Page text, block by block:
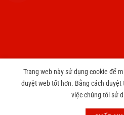
Copyright 2026 ©
CHƯƠNG TRÌNH TRI ÂN KHÁCH
Trang web này sử dụng cookie để
duyệt web tốt hơn. Bằng cách duyệt
việc chúng tôi sử